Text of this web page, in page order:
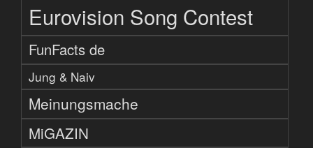
Eurovision Song Contest
FunFacts de
Jung & Naiv
Meinungsmache
MiGAZIN